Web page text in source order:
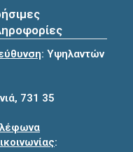
: Υψηλαντών
731 35
: